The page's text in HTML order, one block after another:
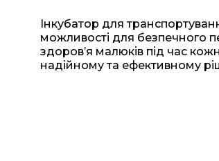
Інкубатор для
можливості для безпечного
здоров’я малюків під час
надійному та ефективному